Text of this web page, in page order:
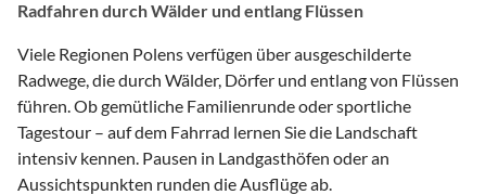
Radfahren durch Wälder und entlang Flüssen
Viele Regionen Polens verfügen über ausgeschilderte
Radwege, die durch Wälder, Dörfer und entlang von Flüssen
führen. Ob gemütliche Familienrunde oder sportliche
Tagestour – auf dem Fahrrad lernen Sie die Landschaft
intensiv kennen. Pausen in Landgasthöfen oder an
Aussichtspunkten runden die Ausflüge ab.